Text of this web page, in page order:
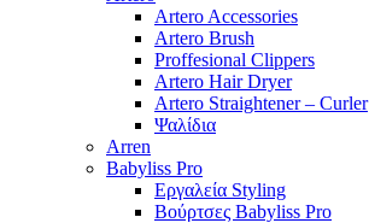
Artero Accessories
Artero Brush
Proffesional Clippers
Artero Hair Dryer
Artero Straightener – Curler
Ψαλίδια
Arren
Babyliss Pro
Εργαλεία Styling
Βούρτσες Babyliss Pro